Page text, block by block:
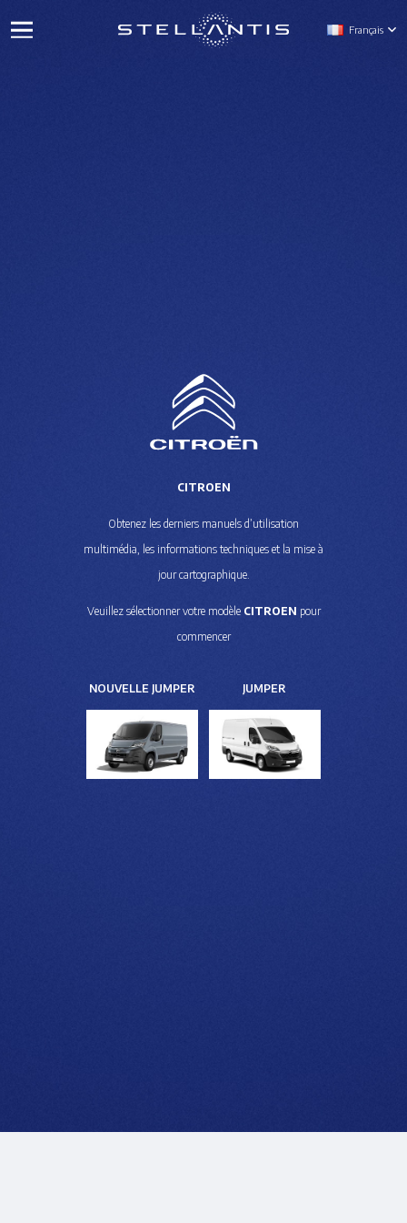
Français
CITROEN
Obtenez les derniers manuels d’utilisation
multimédia, les informations techniques et la mise à
jour cartographique.
Veuillez sélectionner votre modèle CITROEN pour
commencer
NOUVELLE JUMPER JUMPER